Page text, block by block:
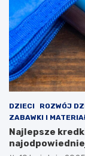
DZIECI ROZWÓJ
ZABAWKI I
Najlepsze